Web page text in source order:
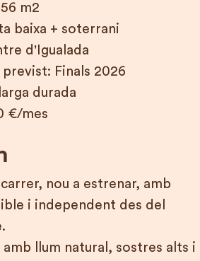
m2
baixa + soterrani
d'Igualada
Finals 2026
durada
€/mes
nou a estrenar, amb
i independent des del
amb llum natural, sostres alts i